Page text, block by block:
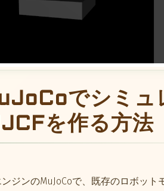
でシミュ
を作る方法
ジンのMuJoCoで、既存のロボット